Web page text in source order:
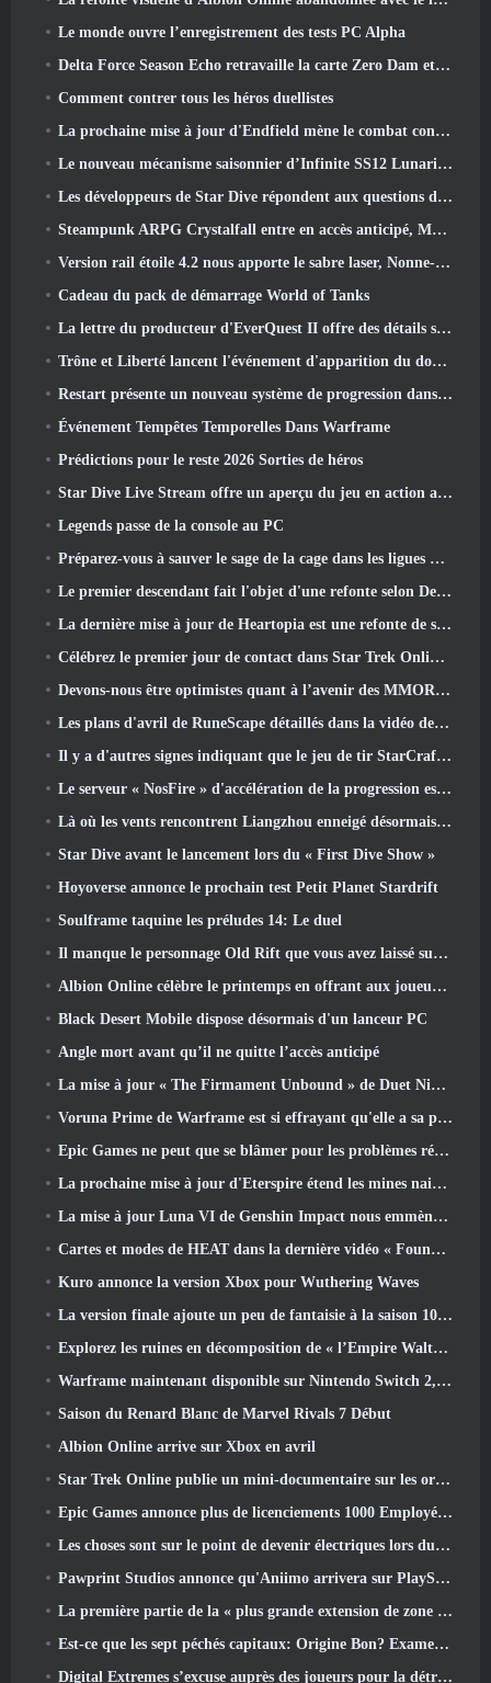
Le monde ouvre l’enregistrement des tests PC Alpha
Delta Force Season Echo retravaille la carte Zero Dam et étend le gameplay des opérations
Comment contrer tous les héros duellistes
La prochaine mise à jour d'Endfield mène le combat contre Nefarith
Le nouveau mécanisme saisonnier d’Infinite SS12 Lunaria est l’un des « plus gros ajouts » au jeu
Les développeurs de Star Dive répondent aux questions des joueurs dans un livestream surprise
Steampunk ARPG Crystalfall entre en accès anticipé, Mais pas sans quelques défauts
Version rail étoile 4.2 nous apporte le sabre laser, Nonne-mandrin, Batteur pionnier et un émanateur d’exaltation
Cadeau du pack de démarrage World of Tanks
La lettre du producteur d'EverQuest II offre des détails sur le serveur d'extension verrouillé dans le temps
Trône et Liberté lancent l'événement d'apparition du double archboss
Restart présente un nouveau système de progression dans la mise à jour de la saison SS4
Événement Tempêtes Temporelles Dans Warframe
Prédictions pour le reste 2026 Sorties de héros
Star Dive Live Stream offre un aperçu du jeu en action avant son lancement
Legends passe de la console au PC
Préparez-vous à sauver le sage de la cage dans les ligues VI de Old School RuneScape: Pactes démoniaques
Le premier descendant fait l'objet d'une refonte selon Dev Stream
La dernière mise à jour de Heartopia est une refonte de style Alice au pays des merveilles
Célébrez le premier jour de contact dans Star Trek Online et gagnez une nouvelle version du Nobel Intel Battlecruiser
Devons-nous être optimistes quant à l’avenir des MMORPG?
Les plans d'avril de RuneScape détaillés dans la vidéo des développeurs
Il y a d'autres signes indiquant que le jeu de tir StarCraft en monde ouvert pourrait être une réalité
Le serveur « NosFire » d'accélération de la progression est désormais disponible dans NosTale
Là où les vents rencontrent Liangzhou enneigé désormais disponible avec la sortie de la version 1.5
Star Dive avant le lancement lors du « First Dive Show »
Hoyoverse annonce le prochain test Petit Planet Stardrift
Soulframe taquine les préludes 14: Le duel
Il manque le personnage Old Rift que vous avez laissé sur le serveur Dead? Gamigo a une solution pour ça
Albion Online célèbre le printemps en offrant aux joueurs une jolie monture de lapin
Black Desert Mobile dispose désormais d'un lanceur PC
Angle mort avant qu’il ne quitte l’accès anticipé
La mise à jour « The Firmament Unbound » de Duet Night Abyss conclut l’histoire de Huaxu
Voruna Prime de Warframe est si effrayant qu'elle a sa propre bande-annonce de bande rouge
Epic Games ne peut que se blâmer pour les problèmes récents
La prochaine mise à jour d'Eterspire étend les mines naines et propose une refonte complète des combats contre les boss
La mise à jour Luna VI de Genshin Impact nous emmène à cet endroit dont Mondstadt continue de parler mais que nous n'avons jamais vu
Cartes et modes de HEAT dans la dernière vidéo « Foundations »
Kuro annonce la version Xbox pour Wuthering Waves
La version finale ajoute un peu de fantaisie à la saison 10 Lancements
Explorez les ruines en décomposition de « l’Empire Walthen » dans la prochaine mise à jour majeure de RAVEN2
Warframe maintenant disponible sur Nintendo Switch 2, Juste à temps pour le lancement de Shadowgrapher
Saison du Renard Blanc de Marvel Rivals 7 Début
Albion Online arrive sur Xbox en avril
Star Trek Online publie un mini-documentaire sur les origines de la Fédération pour célébrer le 16e anniversaire
Epic Games annonce plus de licenciements 1000 Employés, Citant « Recul de l’engagement Fortnite »
Les choses sont sur le point de devenir électriques lors du prochain événement de réplique d’Apex Legends
Pawprint Studios annonce qu'Aniimo arrivera sur PlayStation 5 Et l'Epic Games Store lors des lancements
La première partie de la « plus grande extension de zone » de l’histoire de RuneScape est lancée aujourd’hui
Est-ce que les sept péchés capitaux: Origine Bon? Examen honnête
Digital Extremes s’excuse auprès des joueurs pour la détresse causée par les « invitations néfastes » dans Warframe